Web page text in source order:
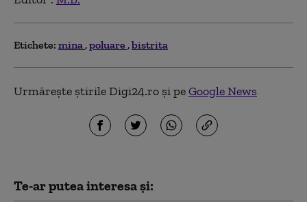
Etichete: mina poluare bistrita
Urmărește știrile Digi24.ro și peGoogle News
Te-ar putea interesa și: